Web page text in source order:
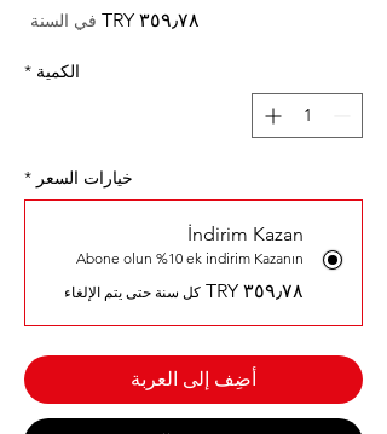
السعر
في السنة
الكمية *
خيارات السعر *
İndirim Kazan
Abone olun %10 ek indirim Kazanın
كل سنة حتى يتم الإلغاء
أضِف إلى العربة